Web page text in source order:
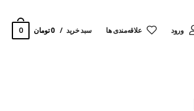
ورود ‌علاقه‌مندی ها سبد خرید 0 تومان 0